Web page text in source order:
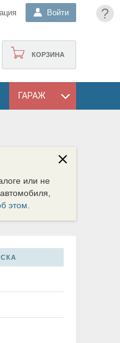
?
Войти
КОРЗИНА
ГАРАЖ
или не
этом